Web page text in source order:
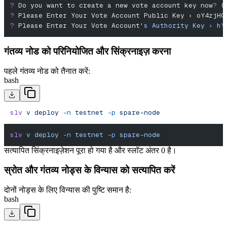
? Do you want to create a new vote account key now? (
? Please Enter Your Vote Account Public Key ›
? Please Enter Your Vote Account's Authority Key ›
गंतव्य नोड को परिनियोजित और सिंक्रनाइज़ करना
पहले गंतव्य नोड को तैनात करें:
bash
slv v deploy -n testnet -p spare-node
slv v deploy -n testnet -p spare-node
सत्यापित सिंक्रनाइज़ेशन पूरा हो गया है और स्लॉट अंतर 0 है।
स्रोत और गंतव्य नोड्स के विन्यास को सत्यापित करें
दोनों नोड्स के लिए विन्यास की पुष्टि समान है:
bash